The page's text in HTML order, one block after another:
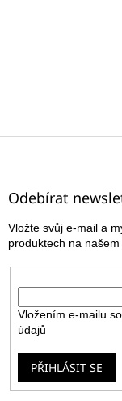
Z
Odebírat
Vložte svůj e-mail a
produktech na našem
Vložením e-mailu
údajů
PŘIHLÁSIT SE